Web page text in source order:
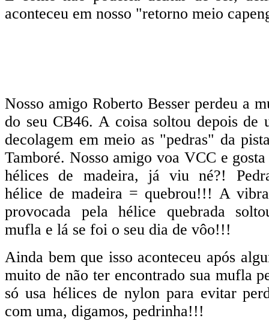
aconteceu em nosso "retorno meio
Nosso amigo Roberto Besser perdeu a
do seu CB46. A coisa soltou depois de
decolagem em meio as "pedras" da
Tamboré. Nosso amigo voa VCC e gosta
hélices de madeira, já viu né?!
hélice de madeira = quebrou!!! A
provocada pela hélice quebrada
mufla e lá se foi o seu dia de vôo!!!
Ainda bem que isso aconteceu após
muito de não ter encontrado sua mufla
só usa hélices de nylon para evitar
com uma, digamos, pedrinha!!!